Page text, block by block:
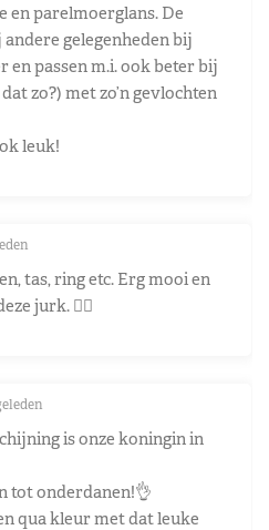
en parelmoerglans. De
gelegenheden bij
passen m.i. ook beter bij
zo?) met zo’n gevlochten
leuk!
tas, ring etc. Erg mooi en
jurk. 👍🏻
is onze koningin in
tot onderdanen!👌
qua kleur met dat leuke